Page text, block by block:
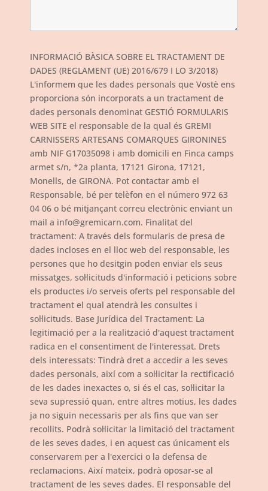
INFORMACIÓ BÀSICA SOBRE EL TRACTAMENT DE
DADES (REGLAMENT (UE) 2016/679 I LO 3/2018)
L'informem que les dades personals que Vostè ens
proporciona són incorporats a un tractament de
dades personals denominat GESTIÓ FORMULARIS
WEB SITE el responsable de la qual és GREMI
CARNISSERS ARTESANS COMARQUES GIRONINES
amb NIF G17035098 i amb domicili en Finca camps
armet s/n, *2a planta, 17121 Girona, 17121,
Monells, de GIRONA. Pot contactar amb el
Responsable, bé per telèfon en el número 972 63
04 06 o bé mitjançant correu electrònic enviant un
mail a info@gremicarn.com. Finalitat del
tractament: A través dels formularis de presa de
dades incloses en el lloc web del responsable, les
persones que ho desitgin poden enviar els seus
missatges, sol·licituds d'informació i peticions sobre
els productes i/o serveis oferts pel responsable del
tractament el qual atendrà les consultes i
sol·licituds. Base Jurídica del Tractament: La
legitimació per a la realització d'aquest tractament
radica en el consentiment de l'interessat. Drets
dels interessats: Tindrà dret a accedir a les seves
dades personals, així com a sol·licitar la rectificació
de les dades inexactes o, si és el cas, sol·licitar la
seva supressió quan, entre altres motius, les dades
ja no siguin necessaris per als fins que van ser
recollits. Podrà sol·licitar la limitació del tractament
de les seves dades, i en aquest cas únicament els
conservarem per a l'exercici o la defensa de
reclamacions. Així mateix, podrà oposar-se al
tractament de les seves dades. El responsable del